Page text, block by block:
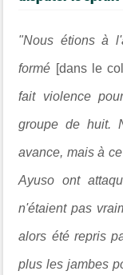
"Nous étions à
formé [dans le
fait violence
groupe de huit.
avance, mais à
Ayuso ont
n'étaient pas
alors été repris
plus les jambes